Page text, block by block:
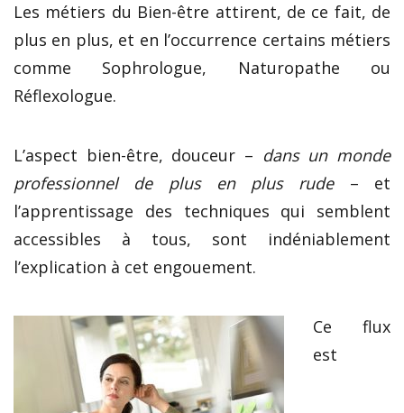
Les métiers du Bien-être attirent, de ce fait, de
plus en plus, et en l’occurrence certains métiers
comme Sophrologue, Naturopathe ou
Réflexologue.
L’aspect bien-être, douceur – dans un monde
professionnel de plus en plus rude– et
l’apprentissage des techniques qui semblent
accessibles à tous, sont indéniablement
l’explication à cet engouement.
Ce flux
est